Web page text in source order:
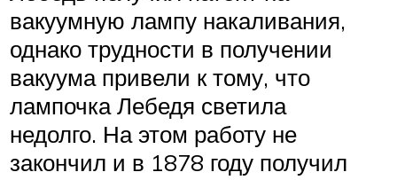
вакуумную лампу накаливания,
однако трудности в получении
вакуума привели к тому, что
лампочка Лебедя светила
недолго. На этом работу не
закончил и в 1878 году получил